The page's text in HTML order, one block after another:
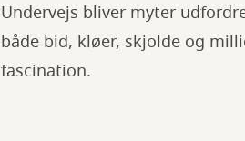
Undervejs bliver myter
både bid, kløer, skjolde og
fascination.